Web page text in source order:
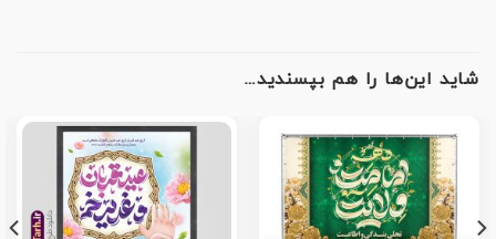
شاید این‌ها را هم بپسندید…